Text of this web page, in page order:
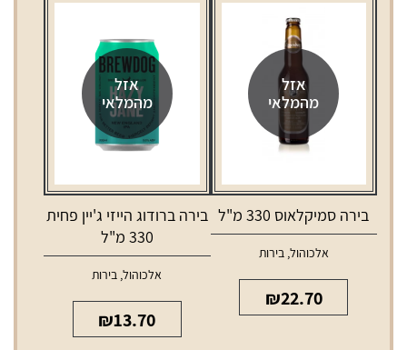
אזל
מהמלאי
בירה סמיקלאוס 330 מ"ל
אלכוהול,בירות
₪22.70
אזל
מהמלאי
בירה ברודוג הייזי ג'יין פחית
330 מ"ל
אלכוהול, בירות
₪13.70